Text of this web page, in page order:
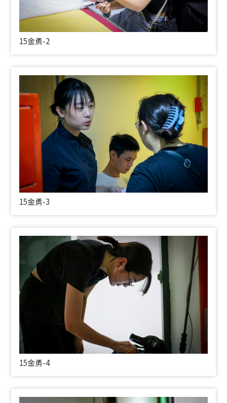
15金勇-2
15金勇-3
15金勇-4